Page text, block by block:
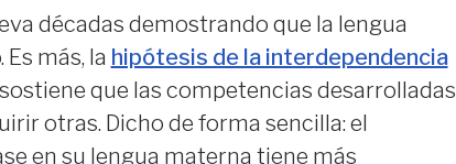
décadas demostrando que la lengua
más, la hipótesis de la interdependencia
sostiene que las competencias desarrolladas
otras. Dicho de forma sencilla: el
en su lengua materna tiene más